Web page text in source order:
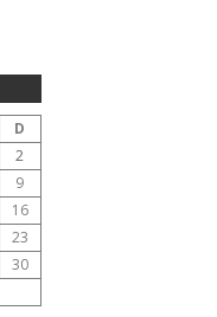
D
2
9
16
23
30